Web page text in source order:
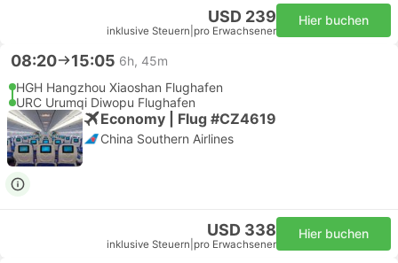
USD 239
inklusive Steuern pro Erwachsener
Hier buchen
08:20 15:05 6h, 45m
HGH Hangzhou Xiaoshan Flughafen
URC Urumqi Diwopu Flughafen
Economy | Flug #CZ4619
China Southern Airlines
USD 338
inklusive Steuern pro Erwachsener
Hier buchen